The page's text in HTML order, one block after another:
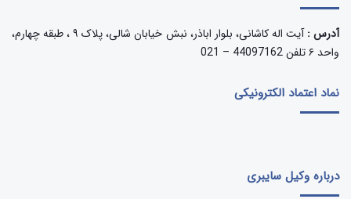
آدرس :
آیت اله کاشانی، بلوار اباذر، نبش خیابان شالی، پلاک ۹ ، طبقه چهارم،
واحد ۶ تلفن 44097162 – 021
نماد اعتماد الکترونیکی
درباره وکیل سایبری